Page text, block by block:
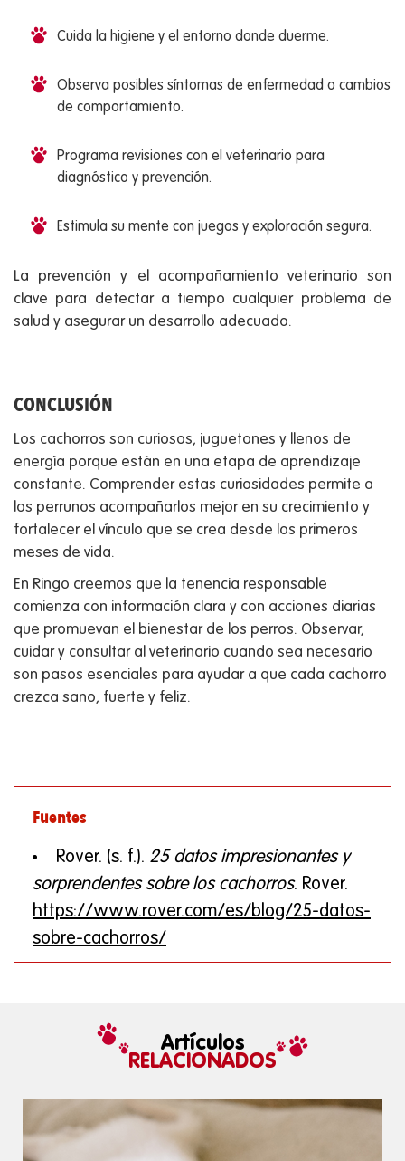
Cuida la higiene y el entorno donde duerme.
Observa posibles síntomas de enfermedad o cambios
de comportamiento.
Programa revisiones con el veterinario para
diagnóstico y prevención.
Estimula su mente con juegos y exploración segura.
La prevención y el acompañamiento veterinario son
clave para detectar a tiempo cualquier problema de
salud y asegurar un desarrollo adecuado.
CONCLUSIÓN
Los cachorros son curiosos, juguetones y llenos de
energía porque están en una etapa de aprendizaje
constante. Comprender estas curiosidades permite a
los perrunos acompañarlos mejor en su crecimiento y
fortalecer el vínculo que se crea desde los primeros
meses de vida.
En Ringo creemos que la tenencia responsable
comienza con información clara y con acciones diarias
que promuevan el bienestar de los perros. Observar,
cuidar y consultar al veterinario cuando sea necesario
son pasos esenciales para ayudar a que cada cachorro
crezca sano, fuerte y feliz.
Fuentes
Rover. (s. f.). 25 datos impresionantes y
sorprendentes sobre los cachorros. Rover.
https://www.rover.com/es/blog/25-datos-
sobre-cachorros/
Artículos
RELACIONADOS